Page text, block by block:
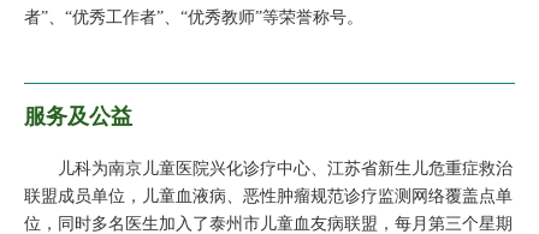
者”、“优秀工作者”、“优秀教师”等荣誉称号。
服务及公益
儿科为南京儿童医院兴化诊疗中心、江苏省新生儿危重症救治
联盟成员单位，儿童血液病、恶性肿瘤规范诊疗监测网络覆盖点单
位，同时多名医生加入了泰州市儿童血友病联盟，每月第三个星期